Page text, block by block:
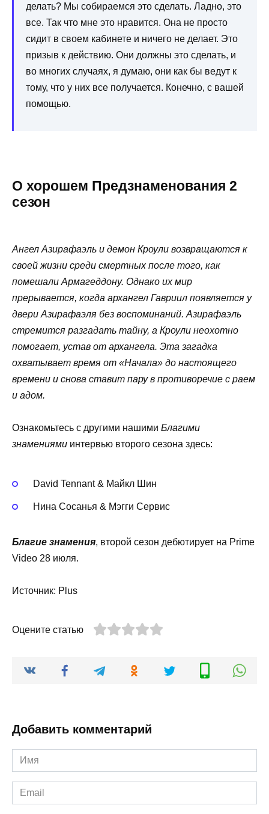
делать? Мы собираемся это сделать. Ладно, это
все. Так что мне это нравится. Она не просто
сидит в своем кабинете и ничего не делает. Это
призыв к действию. Они должны это сделать, и
во многих случаях, я думаю, они как бы ведут к
тому, что у них все получается. Конечно, с вашей
помощью.
О хорошем Предзнаменования 2
сезон
Ангел Азирафаэль и демон Кроули возвращаются к
своей жизни среди смертных после того, как
помешали Армагеддону. Однако их мир
прерывается, когда архангел Гавриил появляется у
двери Азирафаэля без воспоминаний. Азирафаэль
стремится разгадать тайну, а Кроули неохотно
помогает, устав от архангела. Эта загадка
охватывает время от «Начала» до настоящего
времени и снова ставит пару в противоречие с раем
и адом.
Ознакомьтесь с другими нашими Благими
знамениями интервью второго сезона здесь:
David Tennant & Майкл Шин
Нина Сосанья & Мэгги Сервис
Благие знамения, второй сезон дебютирует на Prime
Video 28 июля.
Источник: Plus
Оцените статью
Добавить комментарий
Имя
*
Email
*